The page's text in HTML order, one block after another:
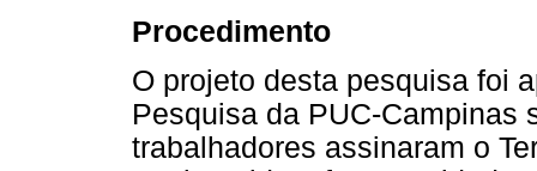
Procedimento
O projeto desta pesquisa foi
Pesquisa da PUC-Campinas
trabalhadores assinaram o